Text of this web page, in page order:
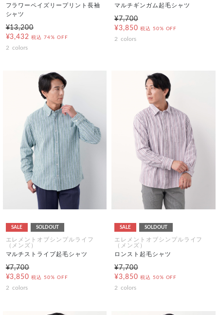
フラワーペイズリープリント長袖
シャツ
¥13,200
¥3,432
税込 74% OFF
2 colors
マルチギンガム起毛シャツ
¥7,700
¥3,850 税込 50% OFF
2 colors
SALE SOLDOUT
エレメントオブシンプルライフ
（メンズ）
マルチストライプ起毛シャツ
¥7,700
¥3,850 税込 50% OFF
2 colors
SALE SOLDOUT
エレメントオブシンプルライフ
（メンズ）
ロンスト起毛シャツ
¥7,700
¥3,850 税込 50% OFF
2 colors